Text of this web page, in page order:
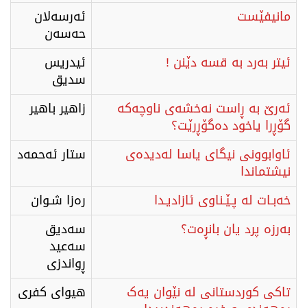
مانیفێست
ئەرسەلان
حەسەن
ئیتر بەرد بە قسە دێنن !
ئیدریس
سدیق
ئەرێ بە ڕاست نەخشەی ناوچەکە
گۆڕرا یاخود دەگۆڕرێت؟
زاهیر باهیر
ئاوابوونی نیگای یاسا لەدیدەی
نیشتماندا
ستار ئەحمەد
خەبـات لە پـێـناوی ئازادیـدا
رەزا شـوان
بەرزە پرد یان بانڕەت؟
سەدیق
سەعید
ڕواندزی
تاکی کوردستانی لە نێوان یەک
هیوای کفری